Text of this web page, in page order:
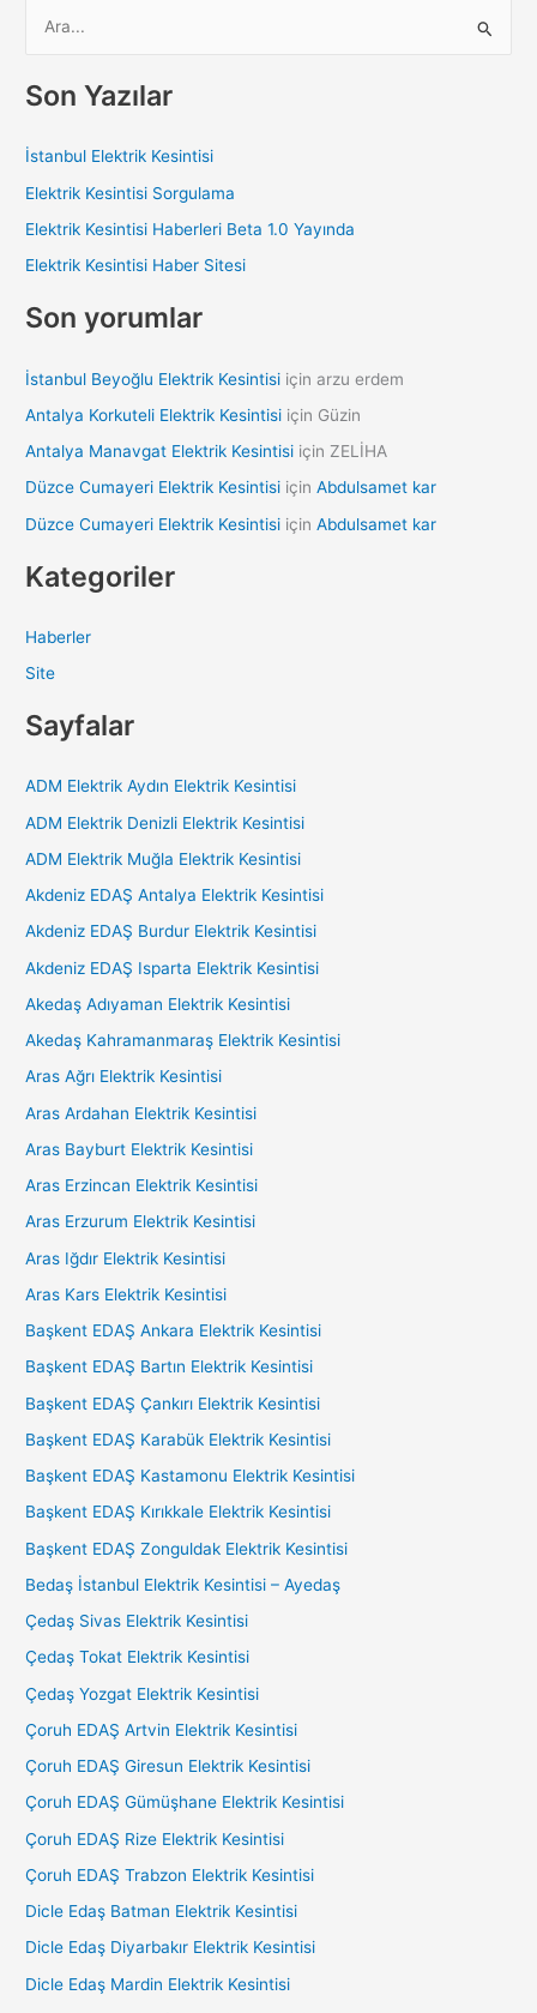
r
o
r
Son Yazılar
İstanbul Elektrik Kesintisi
Elektrik Kesintisi Sorgulama
Elektrik Kesintisi Haberleri Beta 1.0 Yayında
Elektrik Kesintisi Haber Sitesi
Son yorumlar
İstanbul Beyoğlu Elektrik Kesintisi içinarzu erdem
Antalya Korkuteli Elektrik Kesintisi için Güzin
Antalya Manavgat Elektrik Kesintisi için ZELİHA
Düzce Cumayeri Elektrik Kesintisi içinAbdulsamet kar
Düzce Cumayeri Elektrik Kesintisi içinAbdulsamet kar
Kategoriler
Haberler
Site
Sayfalar
ADM Elektrik Aydın Elektrik Kesintisi
ADM Elektrik Denizli Elektrik Kesintisi
ADM Elektrik Muğla Elektrik Kesintisi
Akdeniz EDAŞ Antalya Elektrik Kesintisi
Akdeniz EDAŞ Burdur Elektrik Kesintisi
Akdeniz EDAŞ Isparta Elektrik Kesintisi
Akedaş Adıyaman Elektrik Kesintisi
Akedaş Kahramanmaraş Elektrik Kesintisi
Aras Ağrı Elektrik Kesintisi
Aras Ardahan Elektrik Kesintisi
Aras Bayburt Elektrik Kesintisi
Aras Erzincan Elektrik Kesintisi
Aras Erzurum Elektrik Kesintisi
Aras Iğdır Elektrik Kesintisi
Aras Kars Elektrik Kesintisi
Başkent EDAŞ Ankara Elektrik Kesintisi
Başkent EDAŞ Bartın Elektrik Kesintisi
Başkent EDAŞ Çankırı Elektrik Kesintisi
Başkent EDAŞ Karabük Elektrik Kesintisi
Başkent EDAŞ Kastamonu Elektrik Kesintisi
Başkent EDAŞ Kırıkkale Elektrik Kesintisi
Başkent EDAŞ Zonguldak Elektrik Kesintisi
Bedaş İstanbul Elektrik Kesintisi – Ayedaş
Çedaş Sivas Elektrik Kesintisi
Çedaş Tokat Elektrik Kesintisi
Çedaş Yozgat Elektrik Kesintisi
Çoruh EDAŞ Artvin Elektrik Kesintisi
Çoruh EDAŞ Giresun Elektrik Kesintisi
Çoruh EDAŞ Gümüşhane Elektrik Kesintisi
Çoruh EDAŞ Rize Elektrik Kesintisi
Çoruh EDAŞ Trabzon Elektrik Kesintisi
Dicle Edaş Batman Elektrik Kesintisi
Dicle Edaş Diyarbakır Elektrik Kesintisi
Dicle Edaş Mardin Elektrik Kesintisi